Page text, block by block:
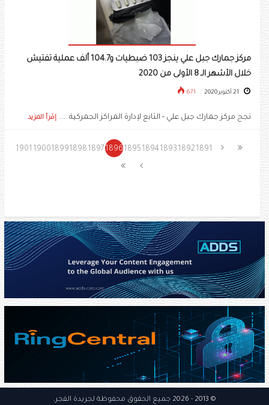
مركز جمارك جبل علي ينجز 103 ضبطيات و104.7 ألف عملية تفتيش
خلال الأشهر الـ 8 الأولى من 2020
671
نجح مركز جمارك جبل علي - التابع لإدارة المراكز الجمركية ..... إقرأ المزيد
1891
1892
1893
1894
1895
1896
1897
1898
1899
1900
1901
© 2013 - 2026 جميع الحقوق محفوظة لجريدة الفجر.